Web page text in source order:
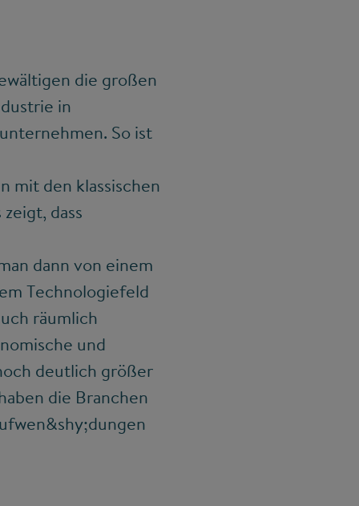
die großen
in
So ist
mit den klassischen
dass
dann von einem
Technologiefeld
räumlich
und
deutlich größer
die Branchen